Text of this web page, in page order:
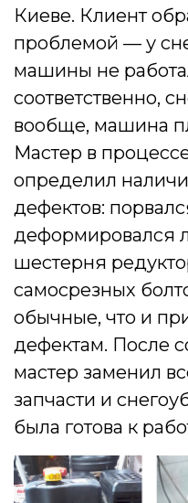
Киеве. Клиент
проблемой — у
машины не
соответственно,
вообще, машина
Мастер в
определил
дефектов:
деформировался
шестерня
самосрезных
обычные, что и
дефектам. После
мастер заменил
запчасти и
была готова к